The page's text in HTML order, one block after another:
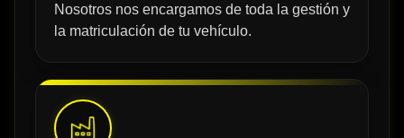
Nosotros nos encargamos de toda la gestión y
la matriculación de tu vehículo.